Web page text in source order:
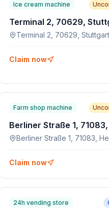
Ice cream machine
Terminal 2, 70629,
Terminal 2, 70629, Stuttgart
Claim now
Farm shop machine
Claim now
24h vending store